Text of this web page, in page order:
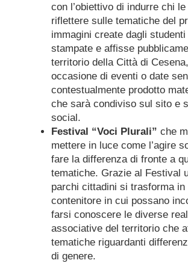
con l’obiettivo di indurre chi
riflettere sulle tematiche del
immagini create dagli
stampate e affisse
territorio della Città di
occasione di eventi o date
contestualmente prodotto
che sarà condiviso sul sito e
social.
Festival “Voci Plurali” che
mettere in luce come l’agire
fare la differenza di fronte a
tematiche. Grazie al Festival
parchi cittadini si trasforma in
contenitore in cui possano
farsi conoscere le diverse
associative del territorio che
tematiche riguardanti
di genere.